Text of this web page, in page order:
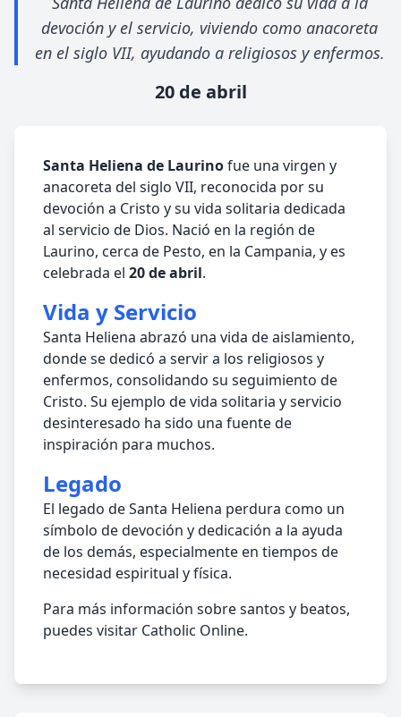
devoción y el servicio, viviendo como anacoreta
en el siglo VII, ayudando a religiosos y enfermos.
20 de abril
Santa Heliena de Laurinofue una virgen y
anacoreta del siglo VII, reconocida por su
devoción a Cristo y su vida solitaria dedicada
al servicio de Dios. Nació en la región de
Laurino, cerca de Pesto, en la Campania, y es
celebrada el 20 de abril.
Vida y Servicio
Santa Heliena abrazó una vida de aislamiento,
donde se dedicó a servir a los religiosos y
enfermos, consolidando su seguimiento de
Cristo. Su ejemplo de vida solitaria y servicio
desinteresado ha sido una fuente de
inspiración para muchos.
Legado
El legado de Santa Heliena perdura como un
símbolo de devoción y dedicación a la ayuda
de los demás, especialmente en tiempos de
necesidad espiritual y física.
Para más información sobre santos y beatos,
puedes visitar Catholic Online.